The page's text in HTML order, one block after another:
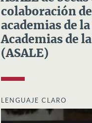
colaboración
academias de
Academias de
(ASALE)
LENGUAJE CLARO